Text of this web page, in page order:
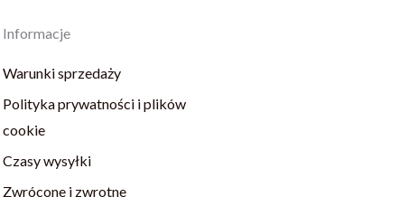
Informacje
Warunki sprzedaży
Polityka prywatności i plików
cookie
Czasy wysyłki
Zwrócone i zwrotne